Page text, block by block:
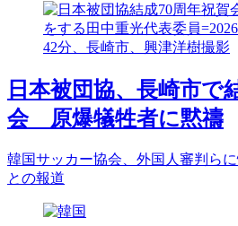
日本被団協、長崎市で
会 原爆犠牲者に黙禱
韓国サッカー協会、外国人審判ら
との報道